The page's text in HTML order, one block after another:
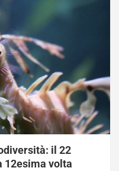
il 22
12esima volta